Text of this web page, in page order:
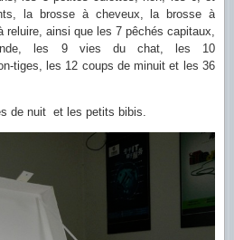
la brosse à cheveux, la brosse à
reluire, ainsi que les 7 pêchés capitaux,
les 9 vies du chat, les 10
tiges, les 12 coups de minuit et les 36
de nuit et les petits bibis.